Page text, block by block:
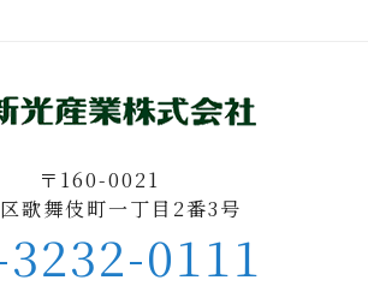
〒160-0021
歌舞伎町一丁目2番3号
0111